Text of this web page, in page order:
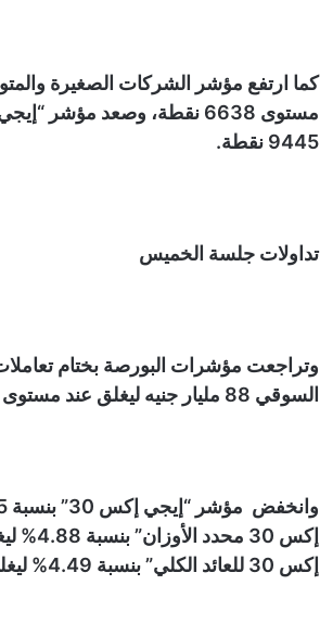
9445 نقطة.
تداولات جلسة الخميس
وتراجعت مؤشرات البورصة بختام
السوقي 88 مليار جنيه ليغلق عند مستوى 1.915 تريليون جنيه.
إكس 30 للعائد الكلي” بنسبة 4.49% ليغلق عند مستوى 12091 نقطة.